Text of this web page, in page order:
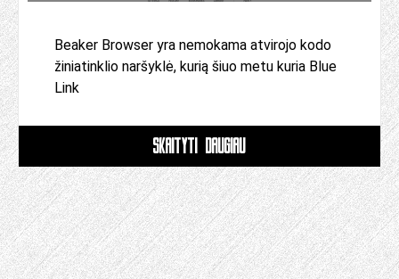
Beaker Browser yra nemokama atvirojo kodo
žiniatinklio naršyklė, kurią šiuo metu kuria Blue
Link
SKAITYTI DAUGIAU